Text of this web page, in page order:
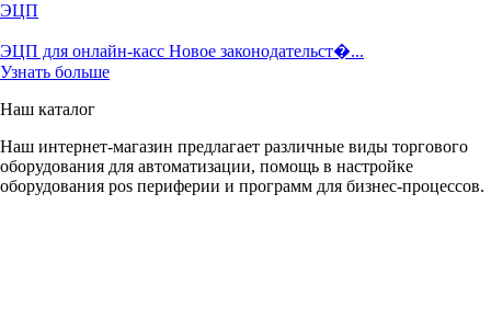
ЭЦП
ЭЦП для онлайн-касс Новое законодательст�...
Узнать больше
Наш каталог
Наш интернет-магазин предлагает различные виды торгового
оборудования для автоматизации, помощь в настройке
оборудования pos периферии и программ для бизнес-процессов.